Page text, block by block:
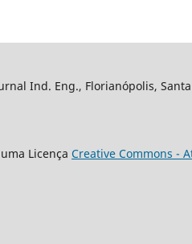
Ind. Eng., Florianópolis,
Licença Creative Commons -